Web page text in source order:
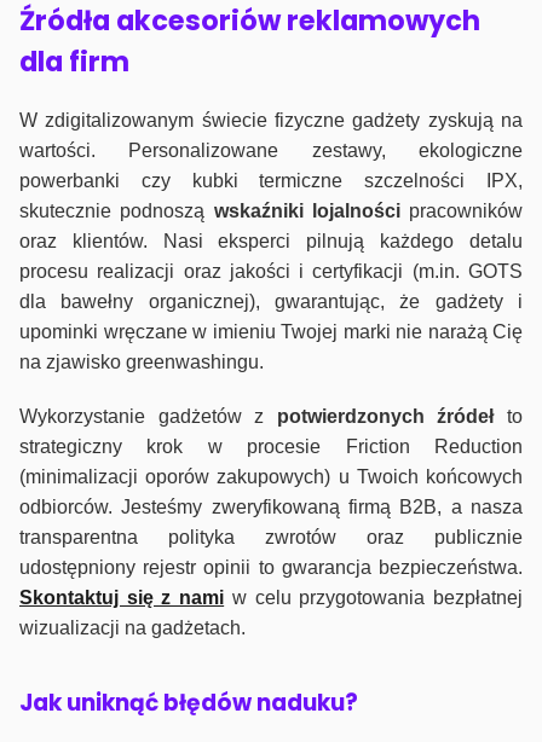
Źródła akcesoriów reklamowych
dla firm
W zdigitalizowanym świecie fizyczne gadżety zyskują na
wartości. Personalizowane zestawy, ekologiczne
powerbanki czy kubki termiczne szczelności IPX,
skutecznie podnoszą wskaźniki lojalnościpracowników
oraz klientów. Nasi eksperci pilnują każdego detalu
procesu realizacji oraz jakości i certyfikacji (m.in. GOTS
dla bawełny organicznej), gwarantując, że gadżety i
upominki wręczane w imieniu Twojej marki nie narażą Cię
na zjawisko greenwashingu.
Wykorzystanie gadżetów z potwierdzonych źródełto
strategiczny krok w procesie Friction Reduction
(minimalizacji oporów zakupowych) u Twoich końcowych
odbiorców. Jesteśmy zweryfikowaną firmą B2B, a nasza
transparentna polityka zwrotów oraz publicznie
udostępniony rejestr opinii to gwarancja bezpieczeństwa.
Skontaktuj się z nami w celu przygotowania bezpłatnej
wizualizacji na gadżetach.
Jak uniknąć błędów naduku?